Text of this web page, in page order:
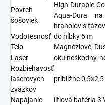
Povrch
šošoviek
High Durable
Aqua-Dura
hranolov s
Vodotesnosť do hĺbky 5 m
Telo
Magnéziové,
Laser
oku neškodný,
Rozbiehavosť
laserových
zväzkov
približne
Napájanie
lítiová batéria 3